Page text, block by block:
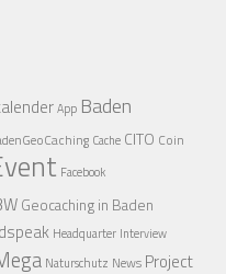
App Baden
Cache CITO Coin
Facebook
Geocaching in Baden
Headquarter Interview
Naturschutz News Project